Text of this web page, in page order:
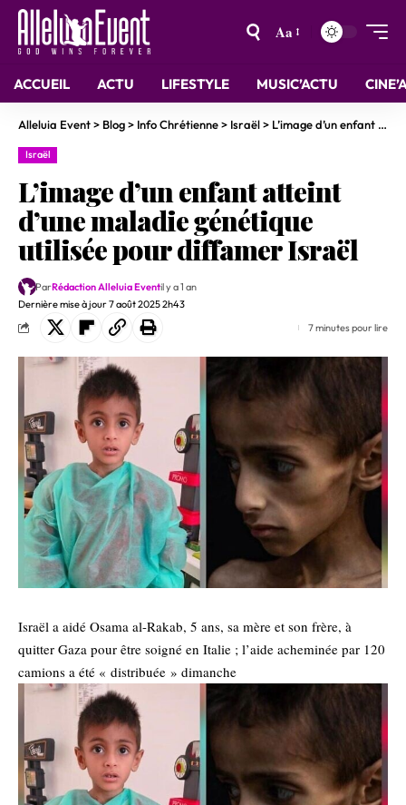
Aa
ACCUEIL ACTU LIFESTYLE MUSIC’ACTU
Alleluia Event> Blog> Info Chrétienne> Israël> L’image d’un enfant atteint d’une maladie génétique utilisée pour diffamer Israël
Israël
L’image d’un enfant atteint
d’une maladie génétique
utilisée pour diffamer Israël
Dernière mise à jour 7 août 2025 2h43
ParRédaction Alleluia Eventil y a 1 an
7 minutes pour lire
Israël a aidé Osama al-Rakab, 5 ans, sa mère et son frère, à
quitter Gaza pour être soigné en Italie ; l’aide acheminée par 120
camions a été « distribuée » dimanche